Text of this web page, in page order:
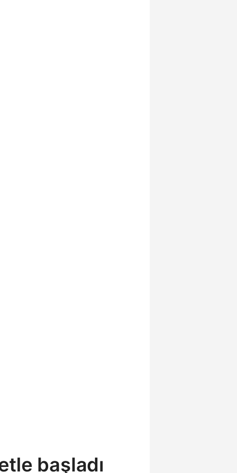
başladı